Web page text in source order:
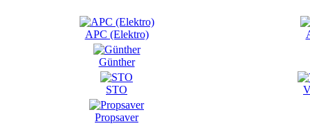
APC (Elektro)
Günther
STO
Propsaver